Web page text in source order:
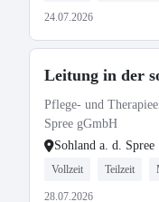
24.07.2026
Leitung in der
Pflege- und
Spree gGmbH
Sohland a. d. Spree
Vollzeit Teilzeit
28.07.2026